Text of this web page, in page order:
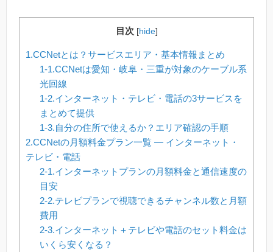
目次 [hide]
1.CCNetとは？サービスエリア・基本情報まとめ
1-1.CCNetは愛知・岐阜・三重が対象のケーブル系
光回線
1-2.インターネット・テレビ・電話の3サービスを
まとめて提供
1-3.自分の住所で使えるか？エリア確認の手順
2.CCNetの月額料金プラン一覧 — インターネット・
テレビ・電話
2-1.インターネットプランの月額料金と通信速度の
目安
2-2.テレビプランで視聴できるチャンネル数と月額
費用
2-3.インターネット＋テレビや電話のセット料金は
いくら安くなる？